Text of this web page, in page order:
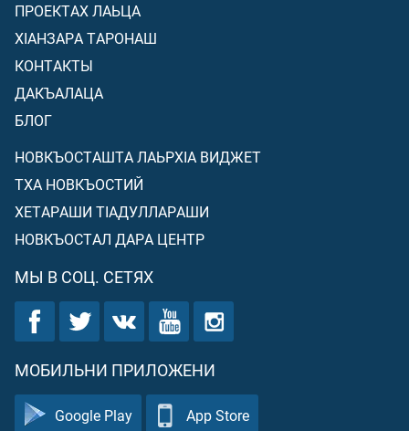
ПРОЕКТАХ ЛАЬЦА
ХIАНЗАРА ТАРОНАШ
КОНТАКТЫ
ДАКЪАЛАЦА
БЛОГ
НОВКЪОСТАШТА ЛАЬРХIА ВИДЖЕТ
ТХА НОВКЪОСТИЙ
ХЕТАРАШИ ТIАДУЛЛАРАШИ
НОВКЪОСТАЛ ДАРА ЦЕНТР
МЫ В СОЦ. СЕТЯХ
МОБИЛЬНИ ПРИЛОЖЕНИ
Google Play App Store